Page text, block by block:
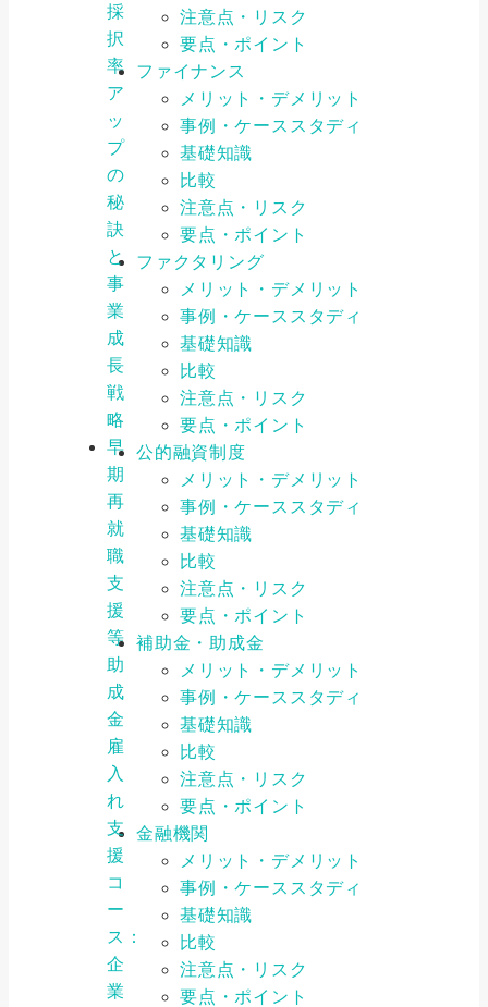
採
択
率
ア
ッ
プ
の
秘
訣
と
事
業
成
長
戦
略
早
期
再
就
職
支
援
等
助
成
金
雇
入
れ
支
援
コ
ー
ス：
企
業
注意点・リスク
要点・ポイント
ファイナンス
メリット・デメリット
事例・ケーススタディ
基礎知識
比較
注意点・リスク
要点・ポイント
ファクタリング
メリット・デメリット
事例・ケーススタディ
基礎知識
比較
注意点・リスク
要点・ポイント
公的融資制度
メリット・デメリット
事例・ケーススタディ
基礎知識
比較
注意点・リスク
要点・ポイント
補助金・助成金
メリット・デメリット
事例・ケーススタディ
基礎知識
比較
注意点・リスク
要点・ポイント
金融機関
メリット・デメリット
事例・ケーススタディ
基礎知識
比較
注意点・リスク
要点・ポイント